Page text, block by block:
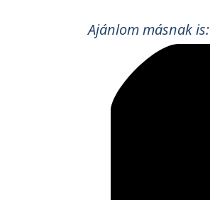
Ajánlom másnak is: